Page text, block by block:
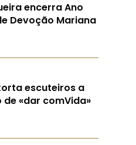
encerra Ano
Devoção Mariana
escuteiros a
«dar comVida»